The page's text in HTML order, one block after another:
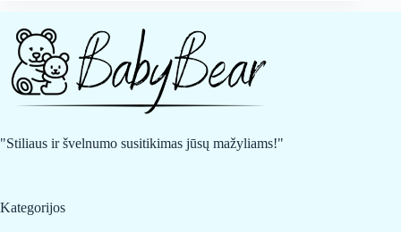
"Stiliaus ir švelnumo susitikimas jūsų mažyliams!"
Kategorijos